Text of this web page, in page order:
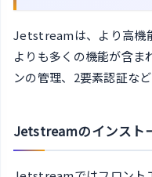
Jetstreamは、より高機
よりも多くの機能が含ま
ンの管理、2要素認証な
Jetstreamのインスト